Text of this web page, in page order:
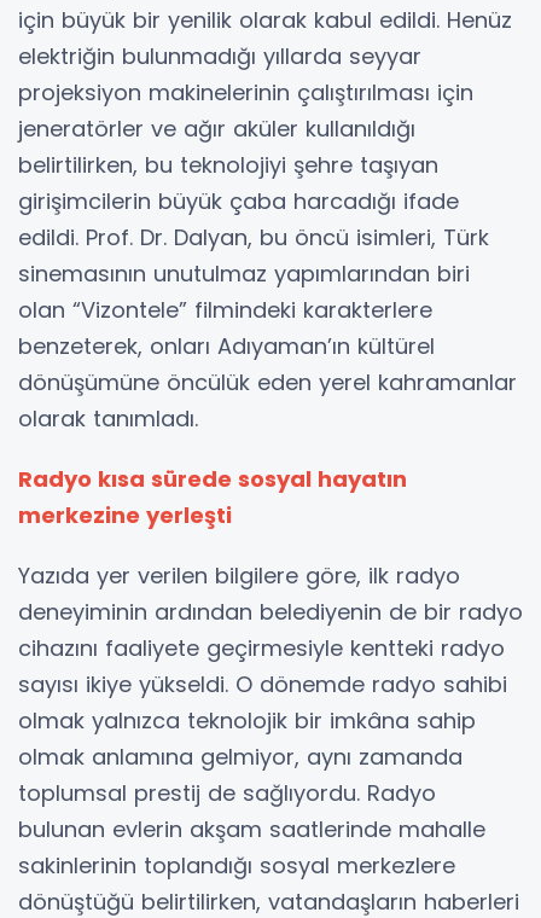
için büyük bir yenilik olarak kabul edildi. Henüz
elektriğin bulunmadığı yıllarda seyyar
projeksiyon makinelerinin çalıştırılması için
jeneratörler ve ağır aküler kullanıldığı
belirtilirken, bu teknolojiyi şehre taşıyan
girişimcilerin büyük çaba harcadığı ifade
edildi. Prof. Dr. Dalyan, bu öncü isimleri, Türk
sinemasının unutulmaz yapımlarından biri
olan “Vizontele” filmindeki karakterlere
benzeterek, onları Adıyaman’ın kültürel
dönüşümüne öncülük eden yerel kahramanlar
olarak tanımladı.
Radyo kısa sürede sosyal hayatın
merkezine yerleşti
Yazıda yer verilen bilgilere göre, ilk radyo
deneyiminin ardından belediyenin de bir radyo
cihazını faaliyete geçirmesiyle kentteki radyo
sayısı ikiye yükseldi. O dönemde radyo sahibi
olmak yalnızca teknolojik bir imkâna sahip
olmak anlamına gelmiyor, aynı zamanda
toplumsal prestij de sağlıyordu. Radyo
bulunan evlerin akşam saatlerinde mahalle
sakinlerinin toplandığı sosyal merkezlere
dönüştüğü belirtilirken, vatandaşların haberleri